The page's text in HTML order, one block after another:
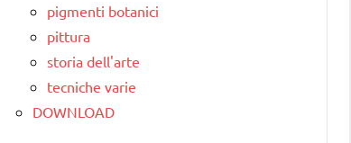
pigmenti botanici
pittura
storia dell'arte
tecniche varie
DOWNLOAD